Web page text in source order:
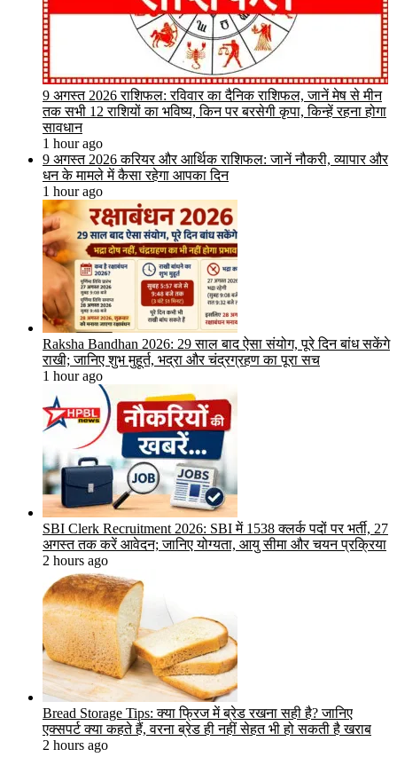
9 अगस्त 2026 राशिफल: रविवार का दैनिक राशिफल, जानें मेष से मीन
तक सभी 12 राशियों का भविष्य, किन पर बरसेगी कृपा, किन्हें रहना होगा
सावधान
1 hour ago
9 अगस्त 2026 करियर और आर्थिक राशिफल: जानें नौकरी, व्यापार और
धन के मामले में कैसा रहेगा आपका दिन
1 hour ago
Raksha Bandhan 2026: 29 साल बाद ऐसा संयोग, पूरे दिन बांध सकेंगे
राखी; जानिए शुभ मुहूर्त, भद्रा और चंद्रग्रहण का पूरा सच
1 hour ago
SBI Clerk Recruitment 2026: SBI में 1538 क्लर्क पदों पर भर्ती, 27
अगस्त तक करें आवेदन; जानिए योग्यता, आयु सीमा और चयन प्रक्रिया
2 hours ago
Bread Storage Tips: क्या फ्रिज में ब्रेड रखना सही है? जानिए
एक्सपर्ट क्या कहते हैं, वरना ब्रेड ही नहीं सेहत भी हो सकती है खराब
2 hours ago